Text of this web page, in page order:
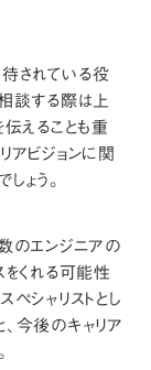
されている役
談する際は上
えることも重
アビジョンに関
ょう。
のエンジニアの
くれる可能性
シャリストとし
今後のキャリア